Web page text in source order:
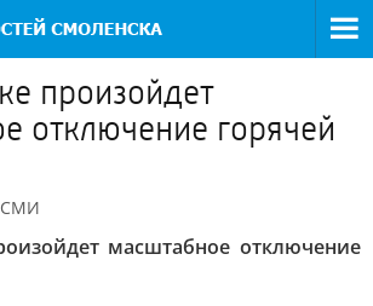
произойдет
отключение горячей
СМИ
масштабное отключение